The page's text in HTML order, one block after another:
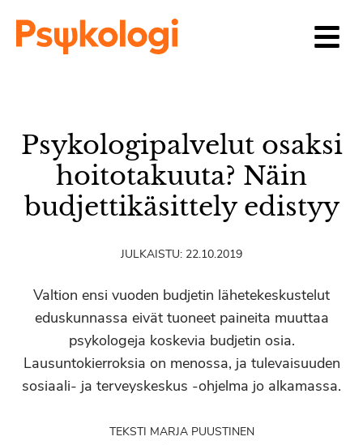
Psykologipalvelut osaksi
hoitotakuuta? Näin
budjettikäsittely edistyy
JULKAISTU: 22.10.2019
Valtion ensi vuoden budjetin lähetekeskustelut
eduskunnassa eivät tuoneet paineita muuttaa
psykologeja koskevia budjetin osia.
Lausuntokierroksia on menossa, ja tulevaisuuden
sosiaali- ja terveyskeskus -ohjelma jo alkamassa.
TEKSTI MARJA PUUSTINEN